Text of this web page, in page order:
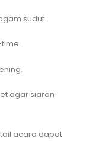
sudut.
agar siaran
acara dapat